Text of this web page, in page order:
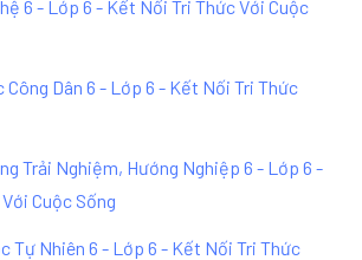
6 - Lớp 6 - Kết Nối Tri Thức Với Cuộc
Công Dân 6 - Lớp 6 - Kết Nối Tri Thức
Trải Nghiệm, Hướng Nghiệp 6 - Lớp 6 -
Cuộc Sống
Tự Nhiên 6 - Lớp 6 - Kết Nối Tri Thức